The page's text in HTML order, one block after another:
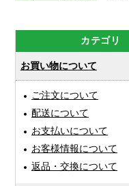
カテゴリ
お買い物について
ご注文について
配送について
お支払いについて
お客様情報について
返品・交換について